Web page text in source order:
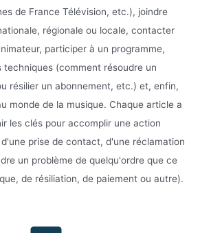
de France Télévision, etc.), joindre
régionale ou locale, contacter
participer à un programme,
(comment résoudre un
résilier un abonnement, etc.) et, enfin,
monde de la musique. Chaque article a
les clés pour accomplir une action
prise de contact, d'une réclamation
un problème de quelqu'ordre que ce
de résiliation, de paiement ou autre).